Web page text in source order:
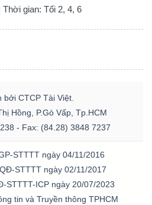
Thời gian: Tối 2, 4, 6
bởi CTCP Tài Việt.
Hồng, P.Gò Vấp, Tp.HCM
- Fax: (84.28) 3848 7237
STTTT ngày 04/11/2016
STTTT ngày 02/11/2017
STTTT-ICP ngày 20/07/2023
tin và Truyền thông TPHCM